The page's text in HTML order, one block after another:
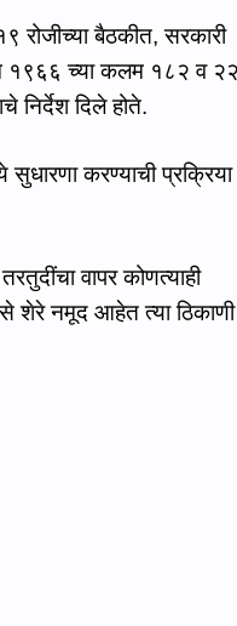
रोजीच्‍या बैठकीत,सरकारी
१९६६ च्या कलम १८२ व
निर्देश दिले होते.
करण्याची प्रक्रिया
वापर कोणत्याही
शेरे नमूद आहेत त्या ठिकाणी